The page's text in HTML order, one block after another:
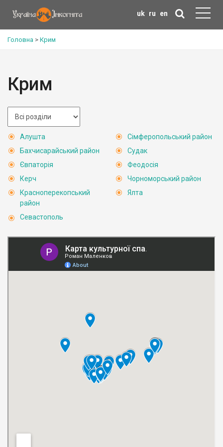
uk ru en
Головна > Крим
Крим
Алушта
Бахчисарайський район
Євпаторія
Керч
Красноперекопський
район
Севастополь
Сімферопольський район
Судак
Феодосія
Чорноморський район
Ялта